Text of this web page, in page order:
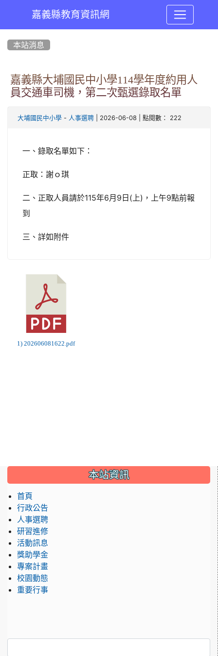
嘉義縣教育資訊網
本站消息
嘉義縣大埔國民中小學114學年度約用人
員交通車司機，第二次甄選錄取名單
大埔國民中小學 - 人事選聘 | 2026-06-08 | 點閱數： 222
一、錄取名單如下：
正取：謝ｏ琪
二、正取人員請於115年6月9日(上)，上午9點前報
到
三、詳如附件
1) 202606081622.pdf
::: 本站資訊
首頁
行政公告
人事選聘
研習進修
活動訊息
獎助學金
專案計畫
校園動態
重要行事